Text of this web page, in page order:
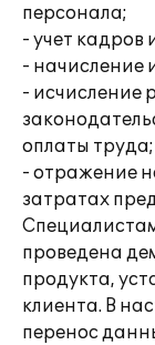
персонала;
- учет кадров
- начисление
- исчисление
оплаты труда;
- отражение
затратах
проведена
продукта,
клиента. В
перенос